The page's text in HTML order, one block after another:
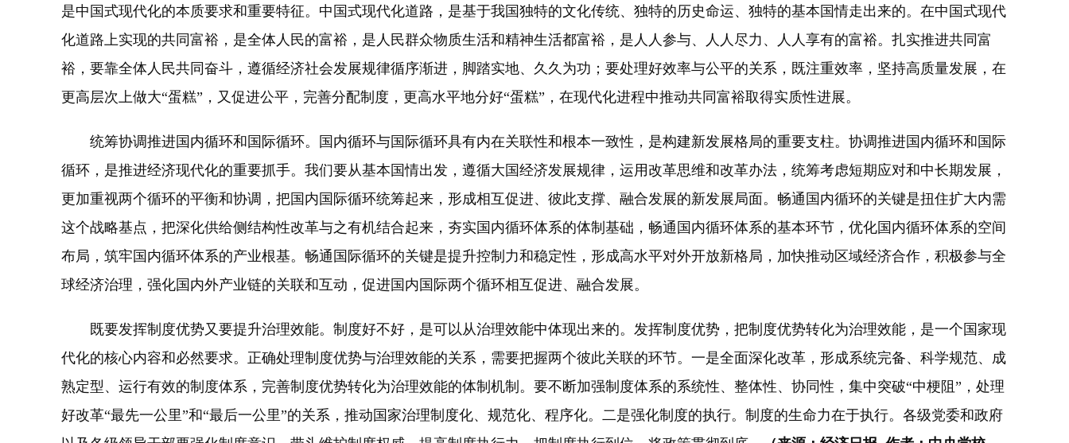
是中国式现代化的本质要求和重要特征。中国式现代化道路，是基于我国独特的文化传统、独特的历史命运、独特的基本国情走出来的。在中国式现代
化道路上实现的共同富裕，是全体人民的富裕，是人民群众物质生活和精神生活都富裕，是人人参与、人人尽力、人人享有的富裕。扎实推进共同富
裕，要靠全体人民共同奋斗，遵循经济社会发展规律循序渐进，脚踏实地、久久为功；要处理好效率与公平的关系，既注重效率，坚持高质量发展，在
更高层次上做大“蛋糕”，又促进公平，完善分配制度，更高水平地分好“蛋糕”，在现代化进程中推动共同富裕取得实质性进展。
统筹协调推进国内循环和国际循环。国内循环与国际循环具有内在关联性和根本一致性，是构建新发展格局的重要支柱。协调推进国内循环和国际
循环，是推进经济现代化的重要抓手。我们要从基本国情出发，遵循大国经济发展规律，运用改革思维和改革办法，统筹考虑短期应对和中长期发展，
更加重视两个循环的平衡和协调，把国内国际循环统筹起来，形成相互促进、彼此支撑、融合发展的新发展局面。畅通国内循环的关键是扭住扩大内需
这个战略基点，把深化供给侧结构性改革与之有机结合起来，夯实国内循环体系的体制基础，畅通国内循环体系的基本环节，优化国内循环体系的空间
布局，筑牢国内循环体系的产业根基。畅通国际循环的关键是提升控制力和稳定性，形成高水平对外开放新格局，加快推动区域经济合作，积极参与全
球经济治理，强化国内外产业链的关联和互动，促进国内国际两个循环相互促进、融合发展。
既要发挥制度优势又要提升治理效能。制度好不好，是可以从治理效能中体现出来的。发挥制度优势，把制度优势转化为治理效能，是一个国家现
代化的核心内容和必然要求。正确处理制度优势与治理效能的关系，需要把握两个彼此关联的环节。一是全面深化改革，形成系统完备、科学规范、成
熟定型、运行有效的制度体系，完善制度优势转化为治理效能的体制机制。要不断加强制度体系的系统性、整体性、协同性，集中突破“中梗阻”，处理
好改革“最先一公里”和“最后一公里”的关系，推动国家治理制度化、规范化、程序化。二是强化制度的执行。制度的生命力在于执行。各级党委和政府